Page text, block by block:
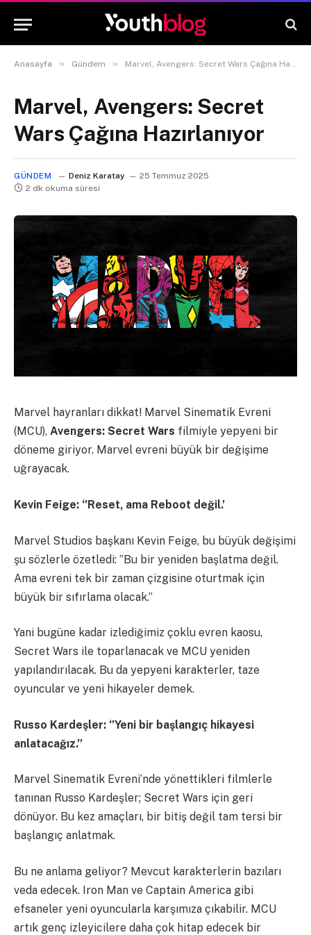
Anasayfa » Gündem » Marvel, Avengers: Secret Wars Çağına Hazırlanıyor
Marvel, Avengers: Secret
Wars Çağına Hazırlanıyor
GÜNDEM Deniz Karatay
25 Temmuz 2025
2 dk okuma süresi
Marvel hayranları dikkat! Marvel Sinematik Evreni
(MCU), Avengers: Secret Wars filmiyle yepyeni bir
döneme giriyor. Marvel evreni büyük bir değişime
uğrayacak.
Kevin Feige: ‘’Reset, ama Reboot değil.’
Marvel Studios başkanı Kevin Feige, bu büyük değişimi
şu sözlerle özetledi: ‘’Bu bir yeniden başlatma değil.
Ama evreni tek bir zaman çizgisine oturtmak için
büyük bir sıfırlama olacak.’’
Yani bugüne kadar izlediğimiz çoklu evren kaosu,
Secret Wars ile toparlanacak ve MCU yeniden
yapılandırılacak. Bu da yepyeni karakterler, taze
oyuncular ve yeni hikayeler demek.
Russo Kardeşler: ‘’Yeni bir başlangıç hikayesi
anlatacağız.’’
Marvel Sinematik Evreni’nde yönettikleri filmlerle
tanınan Russo Kardeşler; Secret Wars için geri
dönüyor. Bu kez amaçları, bir bitiş değil tam tersi bir
başlangıç anlatmak.
Bu ne anlama geliyor? Mevcut karakterlerin bazıları
veda edecek. Iron Man ve Captain America gibi
efsaneler yeni oyuncularla karşımıza çıkabilir. MCU
artık genç izleyicilere daha çok hitap edecek bir